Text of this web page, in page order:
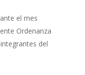
el mes
Ordenanza
del